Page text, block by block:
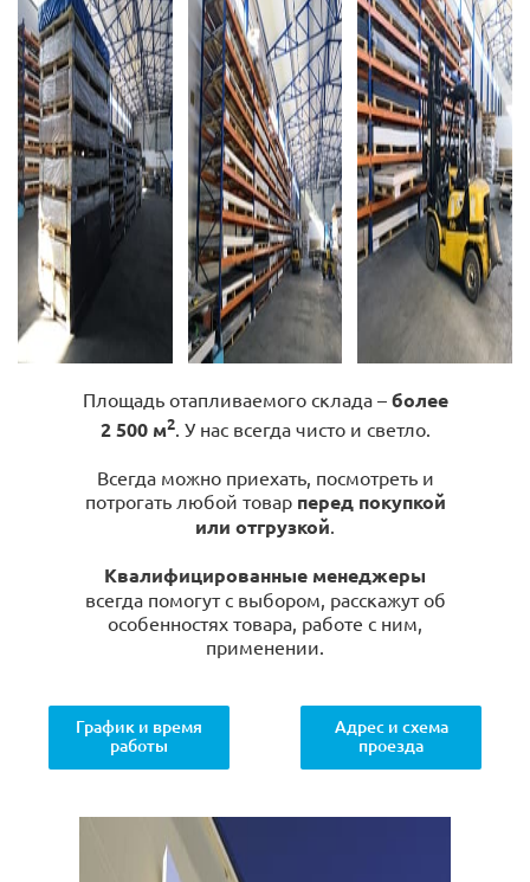
Площадь отапливаемого склада – более
2 500 м2. У нас всегда чисто и светло.
Всегда можно приехать, посмотреть и
потрогать любой товар перед покупкой
или отгрузкой.
Квалифицированные менеджеры
всегда помогут с выбором, расскажут об
особенностях товара, работе с ним,
применении.
График и время
работы
Адрес и схема
проезда